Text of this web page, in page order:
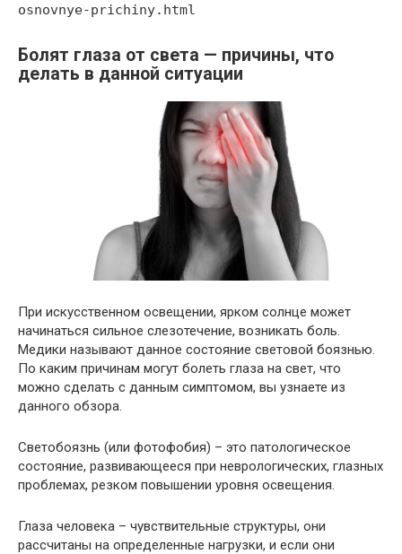
osnovnye-prichiny.html
Болят глаза от света — причины, что
делать в данной ситуации
При искусственном освещении, ярком солнце может
начинаться сильное слезотечение, возникать боль.
Медики называют данное состояние световой боязнью.
По каким причинам могут болеть глаза на свет, что
можно сделать с данным симптомом, вы узнаете из
данного обзора.
Светобоязнь (или фотофобия) – это патологическое
состояние, развивающееся при неврологических, глазных
проблемах, резком повышении уровня освещения.
Глаза человека – чувствительные структуры, они
рассчитаны на определенные нагрузки, и если они